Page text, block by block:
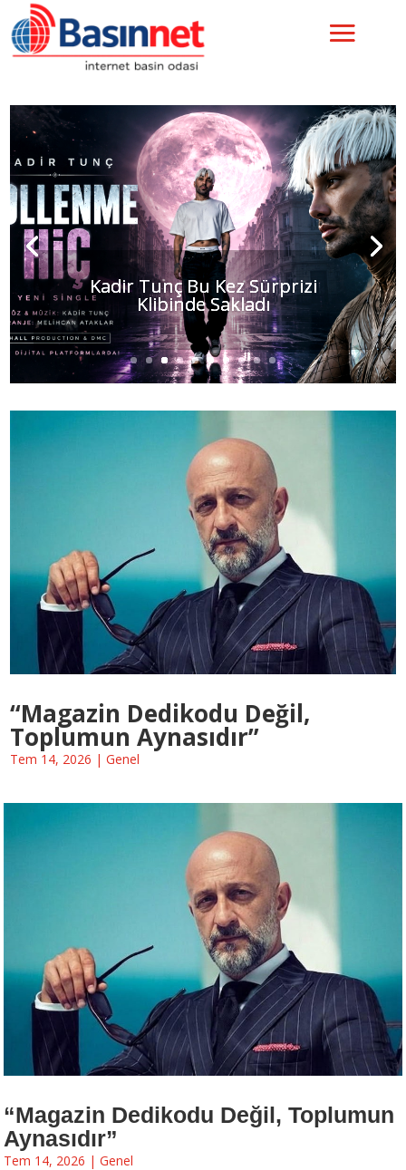
ORGANİZATÖR GÜLSÜM
AYDEMİR ‘’GLORIZE AWARDS
NIGHT 2026’’ İLE UNUTULMAZ
BİR GECEYE İMZA ATTI
“Magazin Dedikodu Değil,
Toplumun Aynasıdır”
Tem 14, 2026 |Genel
“Magazin Dedikodu Değil, Toplumun
Aynasıdır”
Tem 14, 2026 | Genel